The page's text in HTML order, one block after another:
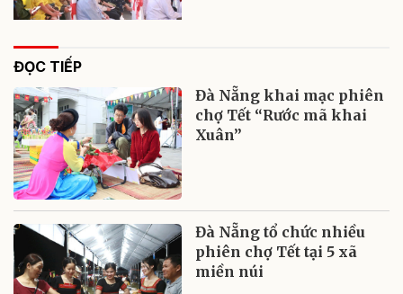
ĐỌC TIẾP
Đà Nẵng khai mạc phiên
chợ Tết “Rước mã khai
Xuân”
Đà Nẵng tổ chức nhiều
phiên chợ Tết tại 5 xã
miền núi